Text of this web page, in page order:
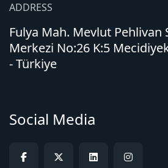
ADDRESS
Fulya Mah. Mevlut Pehlivan
Merkezi No:26 K:5
- Türkiye
Social Media